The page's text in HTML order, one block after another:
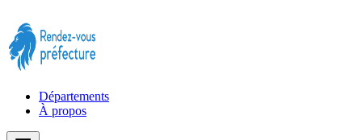
Départements
À propos